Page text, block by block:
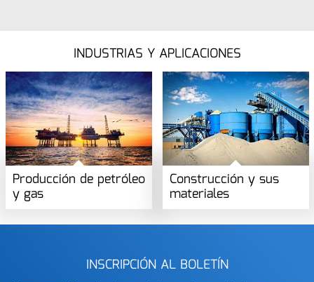
INDUSTRIAS Y APLICACIONES
Producción de petróleo
y gas
Construcción y sus
materiales
INSCRIPCIÓN AL BOLETÍN